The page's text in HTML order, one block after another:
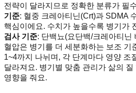
전략이 달라지므로 정확한 분류가 필
기준: 혈중 크레아티닌(Crt)과 SDMA
핵심이에요. 수치가 높을수록 병기가
검사 기준: 단백뇨(요단백/크레아티닌
혈압은 병기를 더 세분화하는 보조 기
1~4까지 나뉘며, 각 단계마다 영양 조
달라져요. 병기별 맞춤 관리가 삶의 질
영향을 줘요.